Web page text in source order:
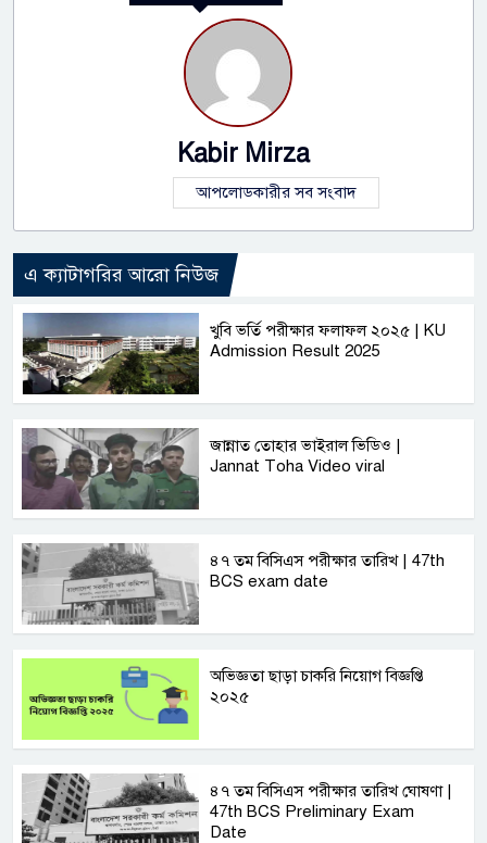
Kabir Mirza
আপলোডকারীর সব সংবাদ
এ ক্যাটাগরির আরো নিউজ
খুবি ভর্তি পরীক্ষার ফলাফল ২০২৫ | KU
Admission Result 2025
জান্নাত তোহার ভাইরাল ভিডিও |
Jannat Toha Video viral
৪৭ তম বিসিএস পরীক্ষার তারিখ | 47th
BCS exam date
অভিজ্ঞতা ছাড়া চাকরি নিয়োগ বিজ্ঞপ্তি
২০২৫
৪৭ তম বিসিএস পরীক্ষার তারিখ ঘোষণা |
47th BCS Preliminary Exam
Date